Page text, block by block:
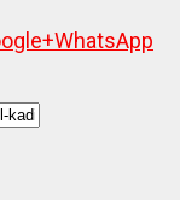
WhatsApp